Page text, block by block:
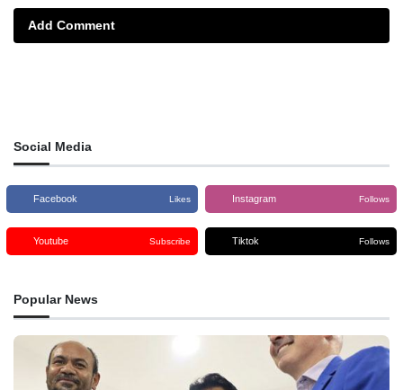
Add Comment
Social Media
Facebook Likes Instagram Follows
Youtube Subscribe Tiktok Follows
Popular News